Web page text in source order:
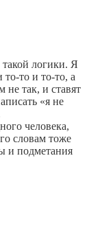
логики. Я
то и то-то, а
не так, и ставят
«я не
человека,
словам тоже
и подметания